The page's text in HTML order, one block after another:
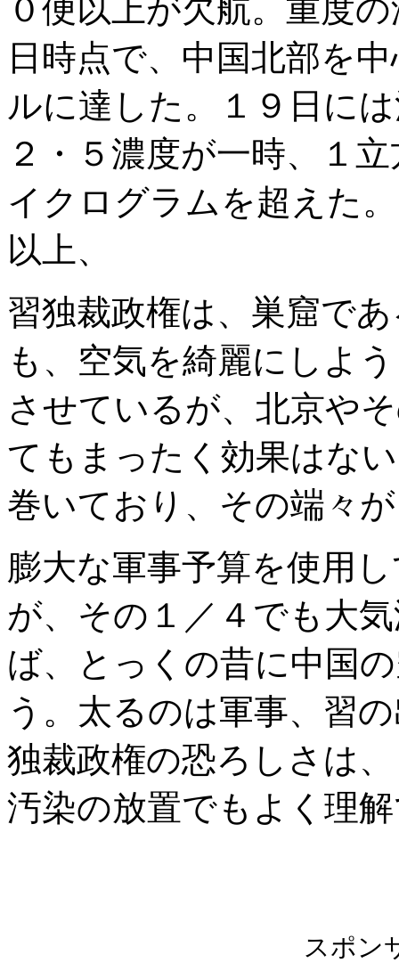
０便以上が欠航。重度
日時点で、中国北部を
ルに達した。１９日に
２・５濃度が一時、１
イクログラムを超えた。
以上、
習独裁政権は、巣窟で
も、空気を綺麗にしよ
させているが、北京や
てもまったく効果はな
巻いており、その端々
膨大な軍事予算を使用
が、その１／４でも大
ば、とっくの昔に中国
う。太るのは軍事、習
独裁政権の恐ろしさは
汚染の放置でもよく理
スポン